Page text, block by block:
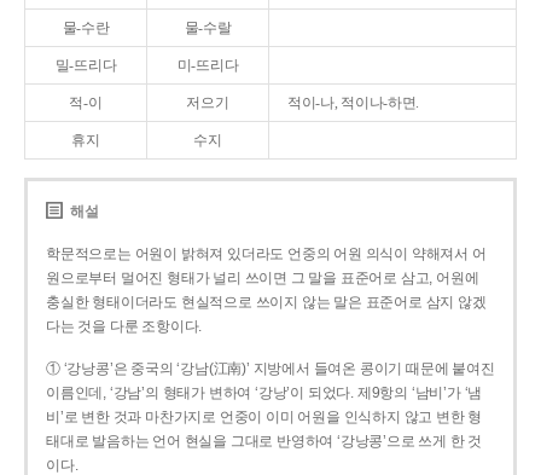
물-수란 물-수랄
밀-뜨리다 미-뜨리다
적-이 저으기 적이-나, 적이나-하면.
휴지 수지
해설
학문적으로는 어원이 밝혀져 있더라도 언중의 어원 의식이 약해져서 어
원으로부터 멀어진 형태가 널리 쓰이면 그 말을 표준어로 삼고, 어원에
충실한 형태이더라도 현실적으로 쓰이지 않는 말은 표준어로 삼지 않겠
다는 것을 다룬 조항이다.
① ‘강낭콩’은 중국의 ‘강남(江南)’ 지방에서 들여온 콩이기 때문에 붙여진
이름인데, ‘강남’의 형태가 변하여 ‘강낭’이 되었다. 제9항의 ‘남비’가 ‘냄
비’로 변한 것과 마찬가지로 언중이 이미 어원을 인식하지 않고 변한 형
태대로 발음하는 언어 현실을 그대로 반영하여 ‘강낭콩’으로 쓰게 한 것
이다.